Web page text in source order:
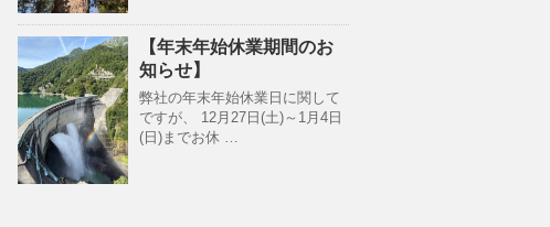
【年末年始休業期間のお
知らせ】
弊社の年末年始休業日に関して
ですが、 12月27日(土)～1月4日
(日)までお休 …